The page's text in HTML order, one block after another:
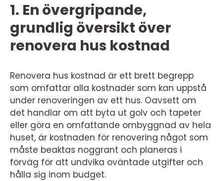
1. En övergripande,
grundlig översikt över
renovera hus kostnad
Renovera hus kostnad är ett brett begrepp
som omfattar alla kostnader som kan uppstå
under renoveringen av ett hus. Oavsett om
det handlar om att byta ut golv och tapeter
eller göra en omfattande ombyggnad av hela
huset, är kostnaden för renovering något som
måste beaktas noggrant och planeras i
förväg för att undvika oväntade utgifter och
hålla sig inom budget.